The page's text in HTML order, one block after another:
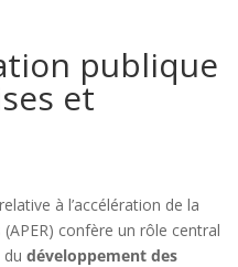
publique
et
relative à l’accélération de la
confère un rôle central
développement des